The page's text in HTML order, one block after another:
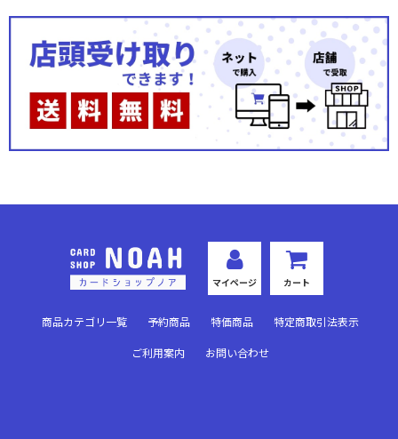
マイページ カート
商品カテゴリ一覧 予約商品 特価商品 特定商取引法表示
ご利用案内 お問い合わせ